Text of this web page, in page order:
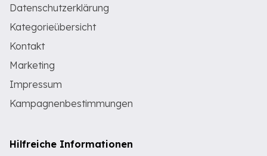
Datenschutzerklärung
Kategorieübersicht
Kontakt
Marketing
Impressum
Kampagnenbestimmungen
Hilfreiche Informationen